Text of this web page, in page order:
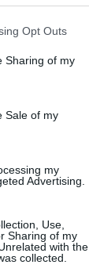
Opt Outs
Sharing of my
Sale of my
my
Advertising.
Use,
Sharing of my
with the
collected.